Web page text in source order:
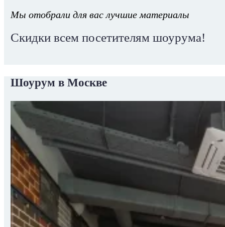
Мы отобрали для вас лучшие материалы
Скидки всем посетителям шоурума!
Шоурум в Москве